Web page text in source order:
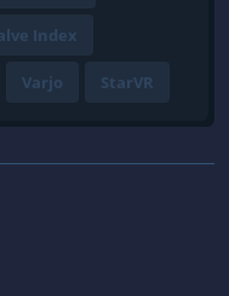
Index
Varjo StarVR